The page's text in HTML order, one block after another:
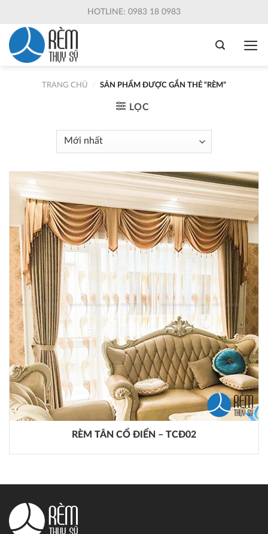
content
HOTLINE: 0983 18 0983
TRANG CHỦ SẢN PHẨM ĐƯỢC GẮN THẺ “RÈM”
LỌC
RÈM TÂN CỔ ĐIỂN – TCĐ02